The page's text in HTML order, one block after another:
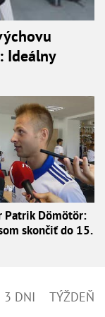
Ideálny
Patrik Dömötör:
skončiť do 15.
3 DNI TÝŽDEŇ